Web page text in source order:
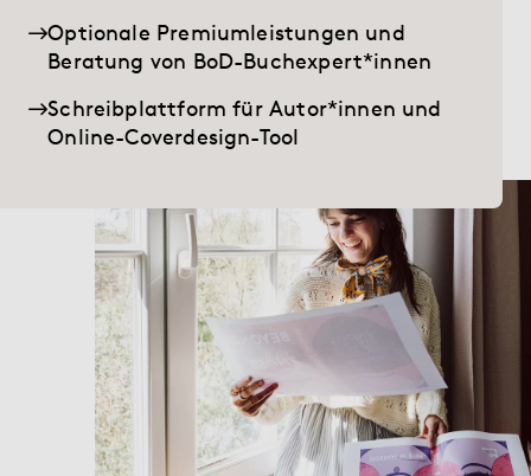
Hilfe
Optionale Premiumleistungen und
Beratung von BoD-Buchexpert*innen
Schreibplattform für Autor*innen und
Online-Coverdesign-Tool